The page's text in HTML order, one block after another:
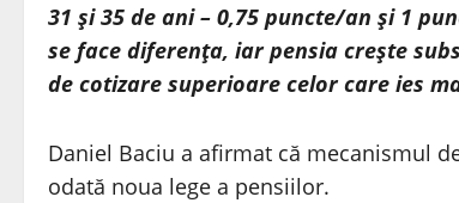
31 şi 35 de ani – 0,75 puncte/an şi 1
se face diferenţa, iar pensia creşte
de cotizare superioare celor care ies
Daniel Baciu a afirmat că mecanismul
odată noua lege a pensiilor.